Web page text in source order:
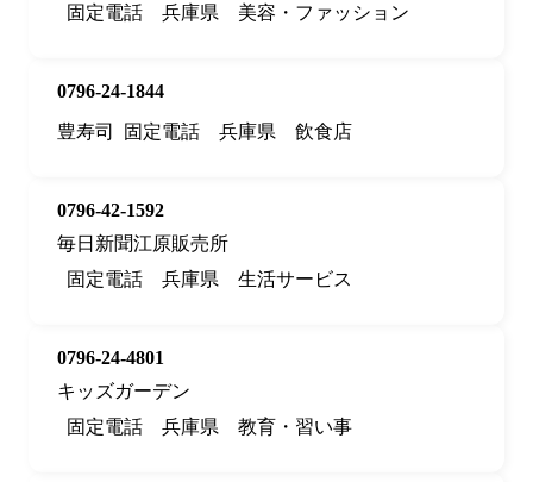
固定電話
兵庫県 美容・ファッション
0796-24-1844
豊寿司
固定電話 兵庫県 飲食店
0796-42-1592
毎日新聞江原販売所
固定電話
兵庫県 生活サービス
0796-24-4801
キッズガーデン
固定電話
兵庫県 教育・習い事